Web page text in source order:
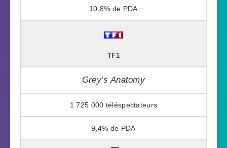
10,8%
TF1
Grey’s Anatomy
1 725 000
9,4%